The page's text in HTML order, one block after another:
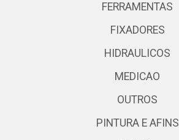
FERRAMENTAS
FIXADORES
HIDRAULICOS
MEDICAO
OUTROS
PINTURA E AFINS